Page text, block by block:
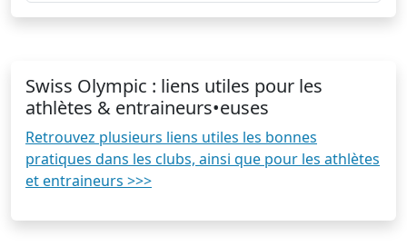
Swiss Olympic : liens utiles pour les
athlètes & entraineurs•euses
Retrouvez plusieurs liens utiles les bonnes
pratiques dans les clubs, ainsi que pour les athlètes
et entraineurs >>>